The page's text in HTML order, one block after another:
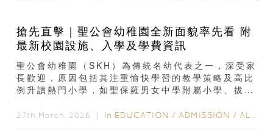
搶先直擊｜聖公會幼稚園全新面貌率先看 附
最新校園設施、入學及學費資訊
聖公會幼稚園（SKH）為傳統名幼代表之一，深受家
長歡迎，原因包括其注重愉快學習的教學策略及高比
例升讀熱門小學，如聖保羅男女中學附屬小學、拔萃
27th March, 2026 ｜ In EDUCATION / ADMISSION / ALL EDUCATION